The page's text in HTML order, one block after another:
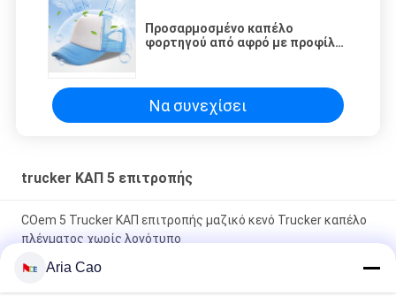
Προσαρμοσμένο καπέλο
φορτηγού από αφρό με προφίλ
Να συνεχίσει
trucker ΚΑΠ 5 επιτροπής
COem 5 Trucker ΚΑΠ επιτροπής μαζικό κενό Trucker καπέλο
πλέγματος χωρίς λογότυπο
Aria Cao